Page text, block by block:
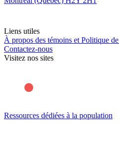
Liens utiles
À propos des témoins et Politique
Contactez-nous
Visitez nos sites
Ressources dédiées à la population